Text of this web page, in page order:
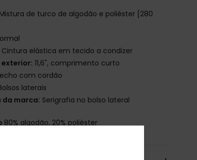
Mistura de turco de algodão e poliéster [280
Cintura elástica em tecido a condizer
11,6", comprimento curto
com cordão
laterais
da marca: Serigrafia no bolso lateral
80% algodão, 20% poliéster